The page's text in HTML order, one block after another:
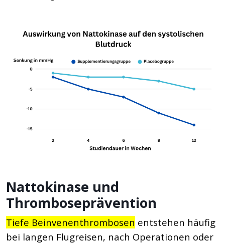
Nattokinase und
Thromboseprävention
Tiefe Beinvenenthrombosen entstehen häufig
bei langen Flugreisen, nach Operationen oder